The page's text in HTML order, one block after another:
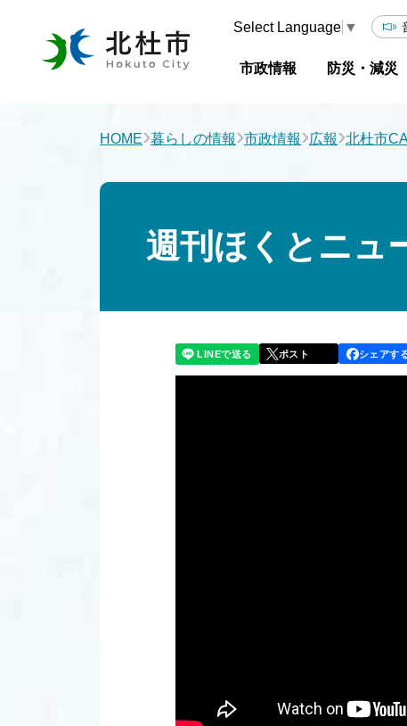
Select Language ▼
市政情報 防災・減災
HOME›暮らしの情報›市政情報›広報›北杜市
週刊ほくとニュ
LINEで送る ポスト シェアす